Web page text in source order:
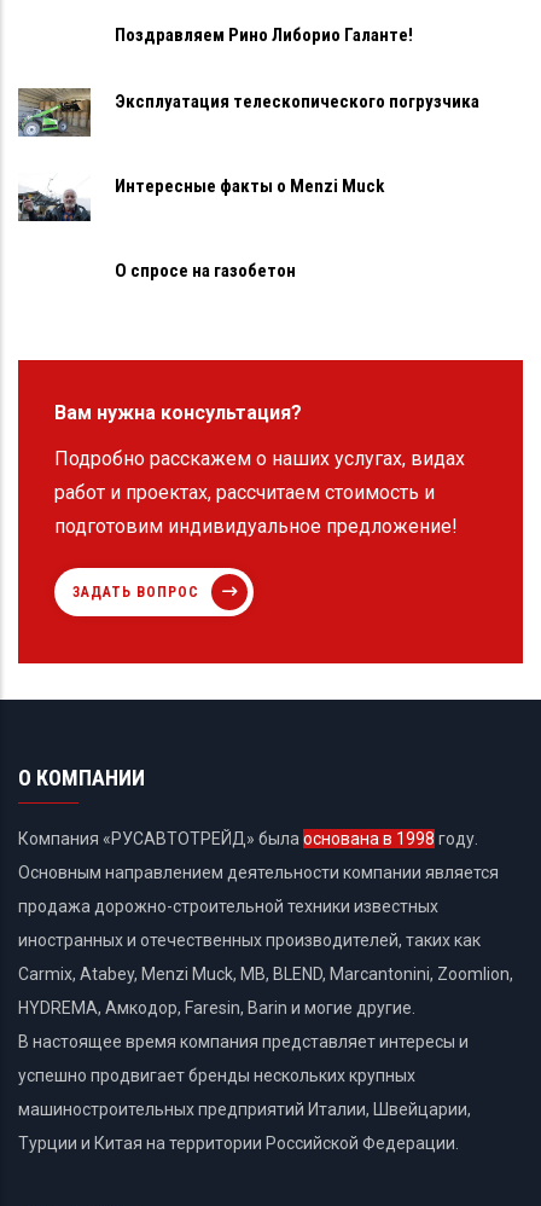
Поздравляем Рино Либорио Галанте!
Эксплуатация телескопического погрузчика
Интересные факты о Menzi Muck
О спросе на газобетон
Вам нужна консультация?
Подробно расскажем о наших услугах, видах
работ и проектах, рассчитаем стоимость и
подготовим индивидуальное предложение!
ЗАДАТЬ ВОПРОС
О КОМПАНИИ
Компания «РУСАВТОТРЕЙД» была основана в 1998 году.
Основным направлением деятельности компании является
продажа дорожно-строительной техники известных
иностранных и отечественных производителей, таких как
Carmix, Atabey, Menzi Muck, MB, BLEND, Marcantonini, Zoomlion,
HYDREMA, Амкодор, Faresin, Barin и могие другие.
В настоящее время компания представляет интересы и
успешно продвигает бренды нескольких крупных
машиностроительных предприятий Италии, Швейцарии,
Турции и Китая на территории Российской Федерации.